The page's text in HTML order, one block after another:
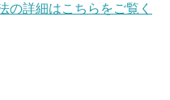
の詳細はこちらをご覧く